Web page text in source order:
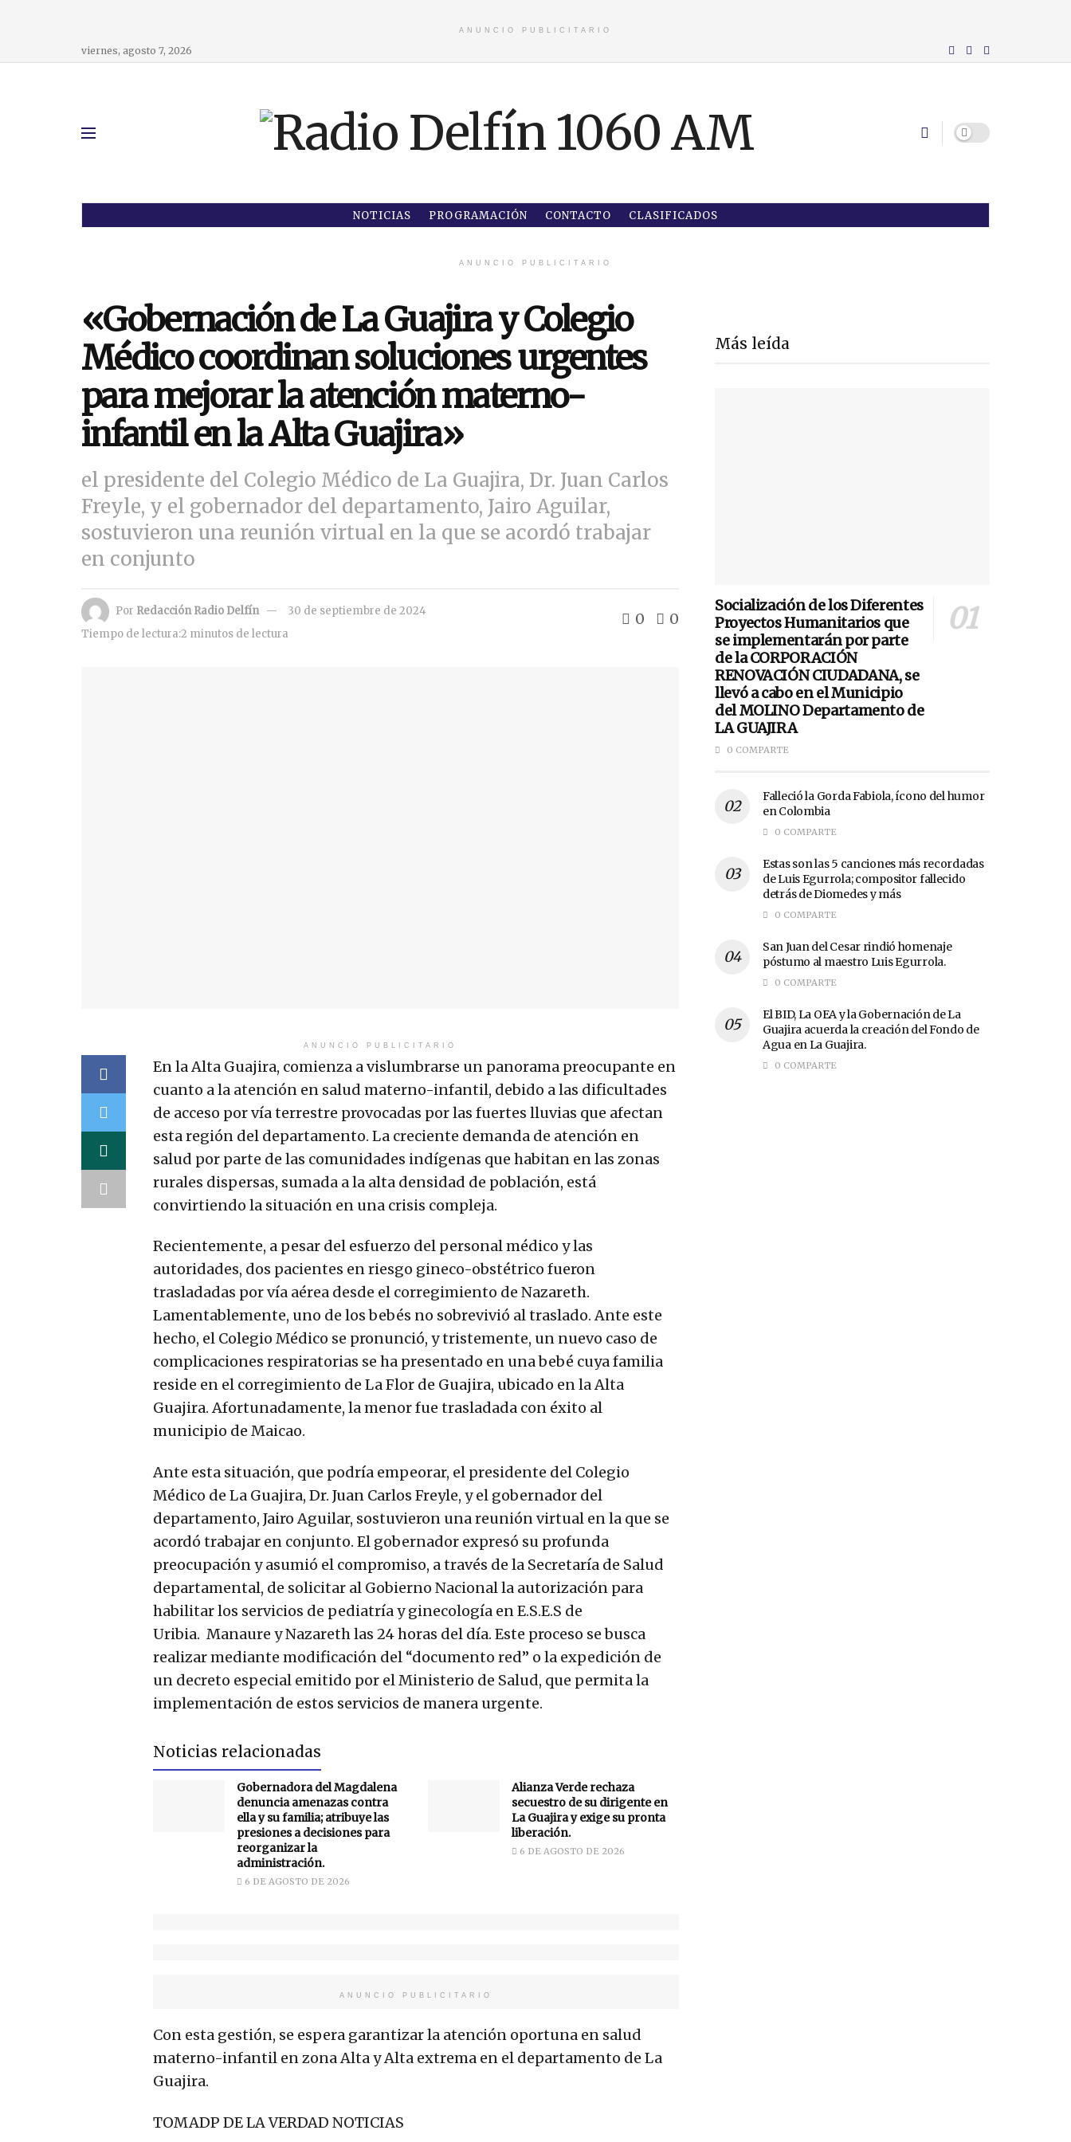
ANUNCIO PUBLICITARIO
viernes, agosto 7, 2026
NOTICIAS PROGRAMACIÓN CONTACTO CLASIFICADOS
ANUNCIO PUBLICITARIO
«Gobernación de La Guajira y Colegio
Médico coordinan soluciones urgentes
para mejorar la atención materno-
infantil en la Alta Guajira»
el presidente del Colegio Médico de La Guajira, Dr. Juan Carlos
Freyle, y el gobernador del departamento, Jairo Aguilar,
sostuvieron una reunión virtual en la que se acordó trabajar
en conjunto
Por Redacción Radio Delfín
30 de septiembre de 2024
Tiempo de lectura:2 minutos de lectura
0 0
ANUNCIO PUBLICITARIO
En la Alta Guajira, comienza a vislumbrarse un panorama preocupante en
cuanto a la atención en salud materno-infantil, debido a las dificultades
de acceso por vía terrestre provocadas por las fuertes lluvias que afectan
esta región del departamento. La creciente demanda de atención en
salud por parte de las comunidades indígenas que habitan en las zonas
rurales dispersas, sumada a la alta densidad de población, está
convirtiendo la situación en una crisis compleja.
Recientemente, a pesar del esfuerzo del personal médico y las
autoridades, dos pacientes en riesgo gineco-obstétrico fueron
trasladadas por vía aérea desde el corregimiento de Nazareth.
Lamentablemente, uno de los bebés no sobrevivió al traslado. Ante este
hecho, el Colegio Médico se pronunció, y tristemente, un nuevo caso de
complicaciones respiratorias se ha presentado en una bebé cuya familia
reside en el corregimiento de La Flor de Guajira, ubicado en la Alta
Guajira. Afortunadamente, la menor fue trasladada con éxito al
municipio de Maicao.
Ante esta situación, que podría empeorar, el presidente del Colegio
Médico de La Guajira, Dr. Juan Carlos Freyle, y el gobernador del
departamento, Jairo Aguilar, sostuvieron una reunión virtual en la que se
acordó trabajar en conjunto. El gobernador expresó su profunda
preocupación y asumió el compromiso, a través de la Secretaría de Salud
departamental, de solicitar al Gobierno Nacional la autorización para
habilitar los servicios de pediatría y ginecología en E.S.E.S de
Uribia. Manaure y Nazareth las 24 horas del día. Este proceso se busca
realizar mediante modificación del “documento red” o la expedición de
un decreto especial emitido por el Ministerio de Salud, que permita la
implementación de estos servicios de manera urgente.
Noticias relacionadas
Gobernadora del Magdalena
denuncia amenazas contra
ella y su familia; atribuye las
presiones a decisiones para
reorganizar la
administración.
6 DE AGOSTO DE 2026
Alianza Verde rechaza
secuestro de su dirigente en
La Guajira y exige su pronta
liberación.
6 DE AGOSTO DE 2026
ANUNCIO PUBLICITARIO
Con esta gestión, se espera garantizar la atención oportuna en salud
materno-infantil en zona Alta y Alta extrema en el departamento de La
Guajira.
TOMADP DE LA VERDAD NOTICIAS
Más leída
Socialización de los Diferentes
Proyectos Humanitarios que
se implementarán por parte
de la CORPORACIÓN
RENOVACIÓN CIUDADANA, se
llevó a cabo en el Municipio
del MOLINO Departamento de
LA GUAJIRA
0 COMPARTE
Falleció la Gorda Fabiola, ícono del humor
en Colombia
0 COMPARTE
Estas son las 5 canciones más recordadas
de Luis Egurrola; compositor fallecido
detrás de Diomedes y más
0 COMPARTE
San Juan del Cesar rindió homenaje
póstumo al maestro Luis Egurrola.
0 COMPARTE
El BID, La OEA y la Gobernación de La
Guajira acuerda la creación del Fondo de
Agua en La Guajira.
0 COMPARTE